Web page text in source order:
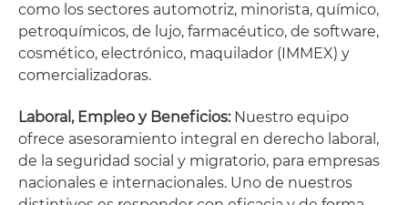
como los sectores automotriz, minorista, químico,
petroquímicos, de lujo, farmacéutico, de software,
cosmético, electrónico, maquilador (IMMEX) y
comercializadoras.
Laboral, Empleo y Beneficios:Nuestro equipo
ofrece asesoramiento integral en derecho laboral,
de la seguridad social y migratorio, para empresas
nacionales e internacionales. Uno de nuestros